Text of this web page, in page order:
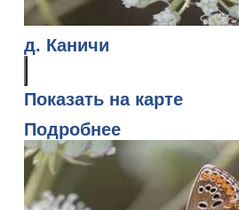
д. Каничи
Показать на карте
Подробнее